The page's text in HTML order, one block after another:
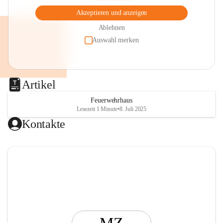
Akzeptieren und anzeigen
Ablehnen
Auswahl merken
Artikel
Feuerwehrhaus
Lesezeit 1 Minute•8. Juli 2025
Kontakte